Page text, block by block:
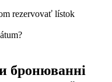
rezervovať lístok
бронюванні